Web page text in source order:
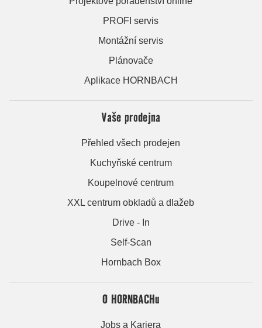
PROFI servis
Montážní servis
Plánovače
Aplikace HORNBACH
Vaše prodejna
Přehled všech prodejen
Kuchyňské centrum
Koupelnové centrum
XXL centrum obkladů a dlažeb
Drive - In
Self-Scan
Hornbach Box
O HORNBACHu
Jobs a Kariera